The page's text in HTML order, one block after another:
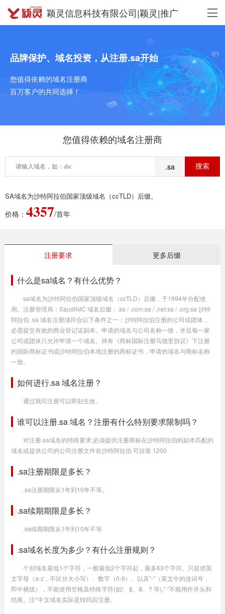
颖灵信息科技有限公司|颖灵|推广
品牌保护、域名投资，从注册.sa开始
您值得依赖的域名注册商
百万客户的共同选择！
您值得依赖的域名注册商
.sa
SA域名为沙特阿拉伯国家顶级域名（ccTLD）后缀。
价格： 4357/首年
注册要求 更多后缀
什么是sa域名？有什么优势？
sa域名为沙特阿拉伯国家顶级域名（ccTLD）后缀，于1994年分配使
用。注册管理局：SaudiNIC 域名后缀：.sa / .com.sa / .net.sa / .org.sa 沙特
阿拉伯 .sa 域名注册须符合以下条件之一：沙特阿拉伯注册的公司或团体，
必需提交有效的商业登记证副本。申请的域名与公司名称一致，并且每一家
公司或团体只允许申请一个域名。持有《商标国际注册马德里协议》下注册
的国际商标证书或沙特阿拉伯本地注册的商标证书，申请的域名与商标名称
一致。
如何进行.sa 域名注册？
通过我司注册可以即刻生效。
谁可以注册.sa 域名？注册有什么特别要求限制吗？
对注册.sa域名的特殊要求:必须提供注册商标在沙特阿拉伯的副本匹配的
域名或提供公司的公司注册文件在沙特阿拉伯 可挂靠 1200
.sa注册期限是多长？
.sa注册期限从1年到10年不等。
.sa续期期限是多长？
.sa续期期限从1年到10年不等
.sa域名长度为多少？有什么注册规则？
个别域名最低1个字符，一般最低2个字符起，最多63个字符。只提供英
文字母（a-z，不区分大小写）、数字（0-9）、以及"-"（英文中的连词号，
即中横线），不能使用空格及特殊字符(如!、$、&、? 等),"-"不能用作开头和
结尾。注*中文域名实际是转码后注册。